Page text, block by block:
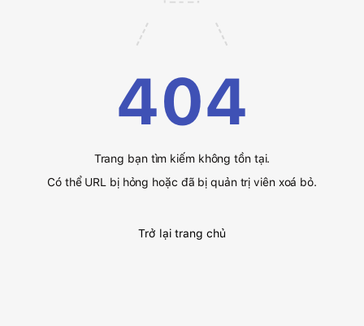
404
Trang bạn tìm kiếm không tồn tại.
Có thể URL bị hỏng hoặc đã bị quản trị viên xoá bỏ.
Trở lại trang chủ